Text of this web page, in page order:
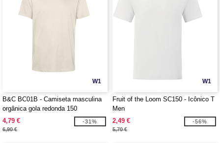
W1
B&C BC01B - Camiseta masculina
orgânica gola redonda 150
4,79 €
6,90 €
-31%
W1
Fruit of the Loom SC150 - Icônico T
Men
2,49 €
5,70 €
-56%